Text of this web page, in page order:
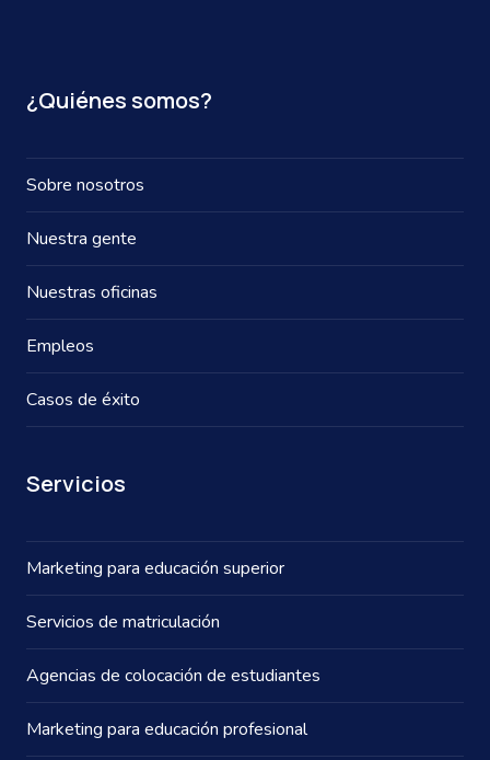
¿Quiénes somos?
Sobre nosotros
Nuestra gente
Nuestras oficinas
Empleos
Casos de éxito
Servicios
Marketing para educación superior
Servicios de matriculación
Agencias de colocación de estudiantes
Marketing para educación profesional